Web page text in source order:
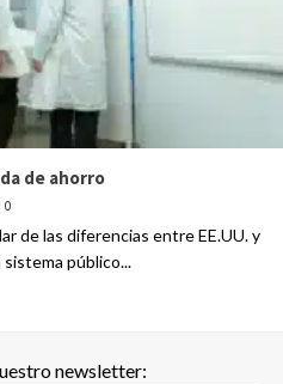
de ahorro
0
de las diferencias entre EE.UU. y
público...
newsletter: